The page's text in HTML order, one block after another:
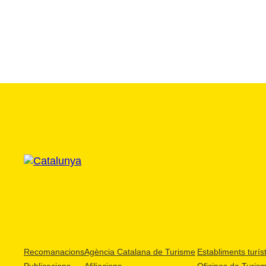
RecomanacionsAgència Catalana de Turisme Establiments